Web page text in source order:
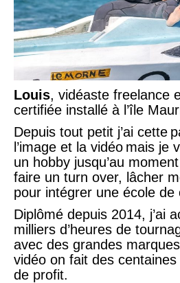
Louis, vidéaste freelance
certifiée installé à l’île
Depuis tout petit j’ai cette
l’image et la vidéo mais je
un hobby jusqu’au
faire un turn over, lâcher
pour intégrer une école de
Diplômé depuis 2014, j’ai
milliers d’heures de
avec des grandes
vidéo on fait des centaines
de profit.